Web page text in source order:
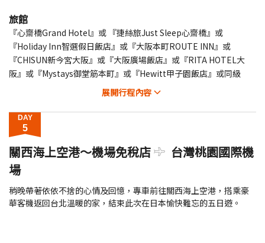
旅館
『心齋橋Grand Hotel』或 『捷絲旅Just Sleep心齋橋』或
『Holiday Inn智選假日飯店』或『大阪本町ROUTE INN』或
『CHISUN新今宮大阪』或『大阪廣場飯店』或『RITA HOTEL大
阪』或『Mystays御堂筋本町』或『Hewitt甲子園飯店』或同級
展開行程內容
DAY
5
關西海上空港～機場免稅店
台灣桃園國際機
場
稍晚帶著依依不捨的心情及回憶，專車前往關西海上空港，搭乘豪
華客機返回台北溫暖的家，結束此次在日本愉快難忘的五日遊。